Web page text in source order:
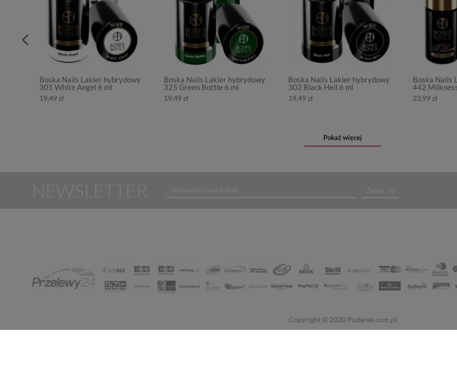
Boska Nails Lakier hybrydowy
301 White Angel 6 ml
19,49 zł
Boska Nails Lakier hybrydowy
325 Green Bottle 6 ml
19,49 zł
Boska Nails Lakier hybrydowy
302 Black Hell 6 ml
19,49 zł
Boska Nails
442
23,99 zł
Pokaż więcej
NEWSLETTER Zapisz się
Copyright © 2020 Puderek.com.pl